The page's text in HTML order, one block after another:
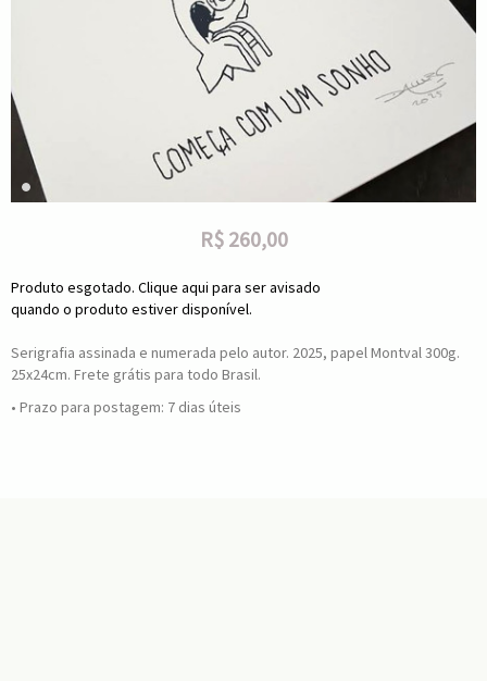
R$ 260,00
Produto esgotado. Clique aqui para ser avisado
quando o produto estiver disponível.
Serigrafia assinada e numerada pelo autor. 2025, papel Montval 300g.
25x24cm. Frete grátis para todo Brasil.
• Prazo para postagem: 7 dias úteis